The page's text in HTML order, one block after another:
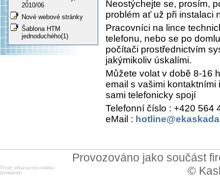
2010/06
Nové webové stránky
Šablona HTM
jednoduchého(1)
Neostýchejte se, prosím,
problém ať už při instalaci
Pracovníci na lince
telefonu, nebo se po
počítači prostřednictvím
jakýmikoliv úskalími.
Můžete volat v době 8-16
email s vašimi
sami telefonicky spojí
Telefonní číslo : +420 564
eMail :
Provozováno jako součást
©
Trvalý odkaz na tuto stránku
(permalink)